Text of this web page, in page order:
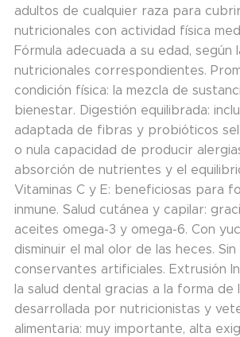
adultos de cualquier raza para
nutricionales con actividad física
Fórmula adecuada a su edad, según
nutricionales correspondientes.
condición física: la mezcla de
bienestar. Digestión equilibrada:
adaptada de fibras y probióticos
o nula capacidad de producir
absorción de nutrientes y el
Vitaminas C y E: beneficiosas para
inmune. Salud cutánea y capilar:
aceites omega-3 y omega-6. Con
disminuir el mal olor de las heces.
conservantes artificiales. Extrusión
la salud dental gracias a la forma de
desarrollada por nutricionistas y
alimentaria: muy importante, alta